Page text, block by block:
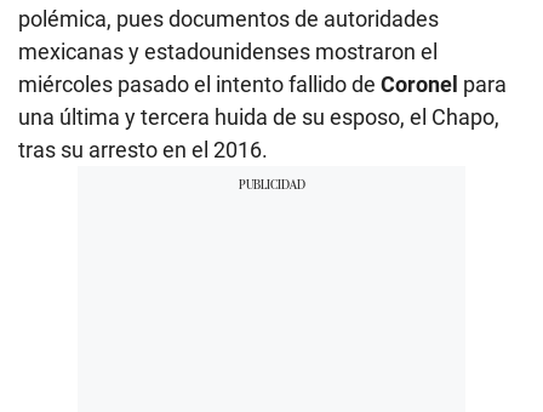
polémica, pues documentos de autoridades
mexicanas y estadounidenses mostraron el
miércoles pasado el intento fallido de Coronel para
una última y tercera huida de su esposo, el Chapo,
tras su arresto en el 2016.